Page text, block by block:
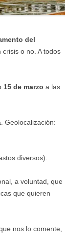
del
crisis o no. A todos
15 de marzo a las
Geolocalización:
diversos):
a voluntad, que
que quieren
nos lo comente,